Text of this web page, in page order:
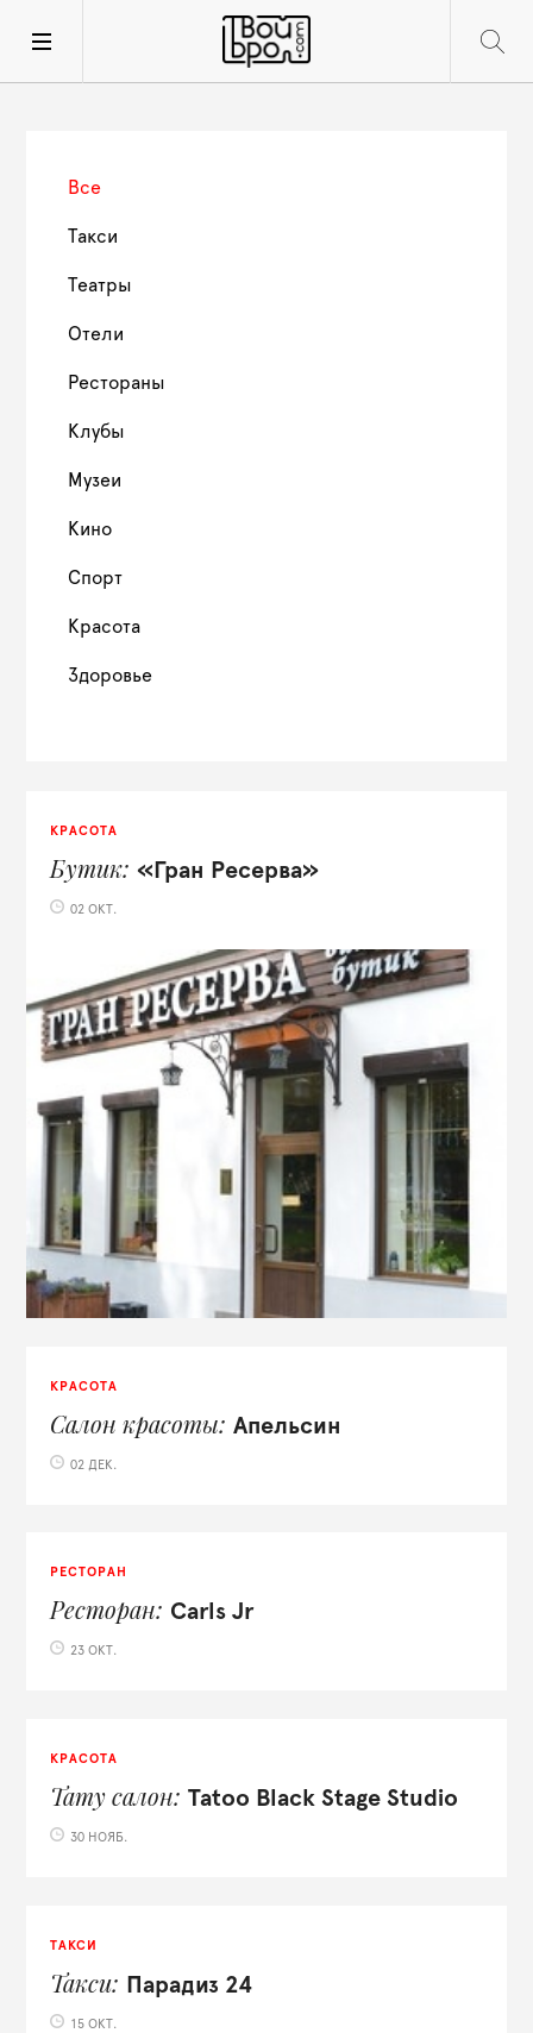
Все
Такси
Театры
Отели
Рестораны
Клубы
Музеи
Кино
Спорт
Красота
Здоровье
КРАСОТА
Бутик «Гран Ресерва»
02 ОКТ.
КРАСОТА
Салон красоты Апельсин
02 ДЕК.
РЕСТОРАН
Ресторан Carls Jr
23 ОКТ.
КРАСОТА
Тату салон Tatoo Black Stage Studio
30 НОЯБ.
ТАКСИ
Такси Парадиз 24
15 ОКТ.